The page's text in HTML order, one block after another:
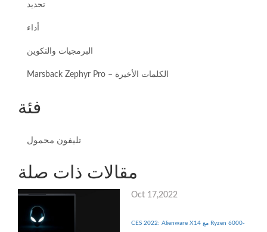
تحديد
أداء
البرمجيات والتكوين
Marsback Zephyr Pro – الكلمات الأخيرة
فئة
تليفون محمول
مقالات ذات صلة
Oct 17,2022
CES 2022: Alienware X14 مع Ryzen 6000-